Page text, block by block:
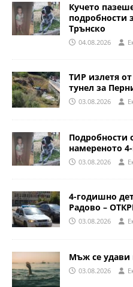
Кучето
подробности
Трънско
04.08.2026
ТИР излетя
тунел за
03.08.2026
Подробности
намереното
03.08.2026
4-годишно
Радово –
03.08.2026
Мъж се удави
03.08.2026